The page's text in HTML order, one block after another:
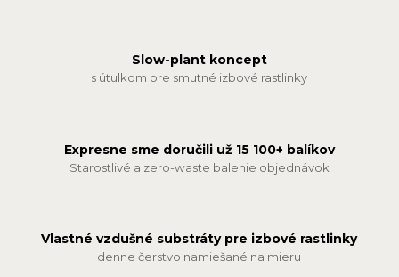
Slow-plant koncept
s útulkom pre smutné izbové rastlinky
Expresne sme doručili už 15 100+ balíkov
Starostlivé a zero-waste balenie objednávok
Vlastné vzdušné substráty pre izbové rastlinky
denne čerstvo namiešané na mieru